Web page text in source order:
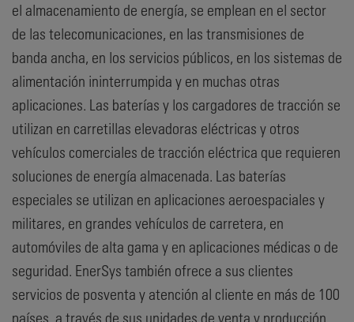
el almacenamiento de energía, se emplean en el sector
de las telecomunicaciones, en las transmisiones de
banda ancha, en los servicios públicos, en los sistemas de
alimentación ininterrumpida y en muchas otras
aplicaciones. Las baterías y los cargadores de tracción se
utilizan en carretillas elevadoras eléctricas y otros
vehículos comerciales de tracción eléctrica que requieren
soluciones de energía almacenada. Las baterías
especiales se utilizan en aplicaciones aeroespaciales y
militares, en grandes vehículos de carretera, en
automóviles de alta gama y en aplicaciones médicas o de
seguridad. EnerSys también ofrece a sus clientes
servicios de posventa y atención al cliente en más de 100
países, a través de sus unidades de venta y producción